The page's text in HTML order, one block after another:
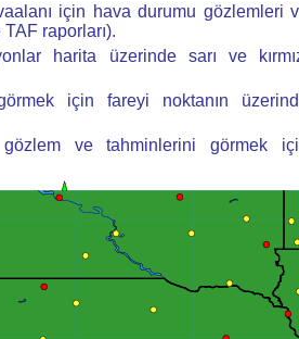
için hava durumu gözlemleri
raporları).
harita üzerinde sarı ve
için fareyi noktanın
gözlem ve tahminlerini görmek